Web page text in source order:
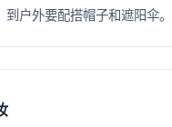
到户外要配搭帽子和遮阳伞。